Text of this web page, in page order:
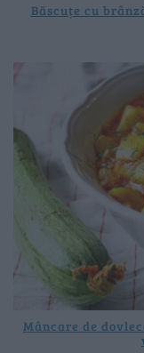
Băscuțe cu
Mâncare de